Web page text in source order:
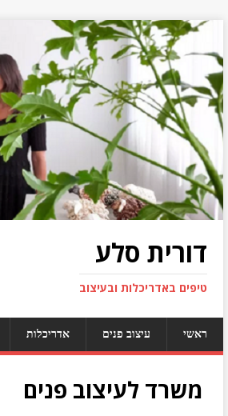
דורית סלע
טיפים באדריכלות ובעיצוב
ראשי עיצוב פנים אדריכלות
משרד לעיצוב פנים